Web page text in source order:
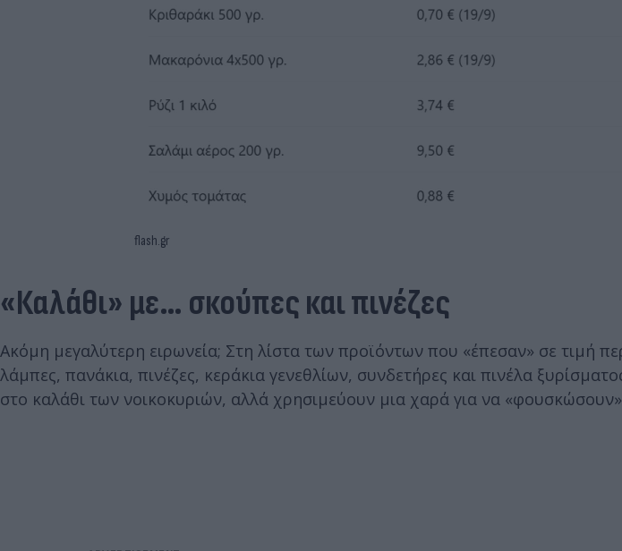
flash.gr
«Καλάθι» με… σκούπες και πινέζες
Ακόμη μεγαλύτερη ειρωνεία; Στη λίστα των προϊόντων που «έπεσαν» σε τιμή
λάμπες, πανάκια, πινέζες, κεράκια γενεθλίων, συνδετήρες και πινέλα
στο καλάθι των νοικοκυριών, αλλά χρησιμεύουν μια χαρά για να